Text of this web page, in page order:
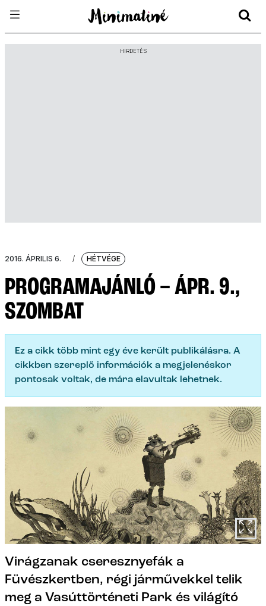
HIRDETÉS
2016. ÁPRILIS 6. / HÉTVÉGE
PROGRAMAJÁNLÓ – ÁPR. 9.,
SZOMBAT
Ez a cikk több mint egy éve került publikálásra. A
cikkben szereplő információk a megjelenéskor
pontosak voltak, de mára elavultak lehetnek.
Virágzanak cseresznyefák a
Füvészkertben, régi járművekkel telik
meg a Vasúttörténeti Park és világító